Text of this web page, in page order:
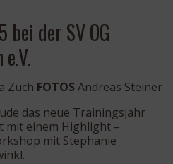
der SV OG
Zuch FOTOSAndreas Steiner
das neue Trainingsjahr
mit einem Highlight –
mit Stephanie